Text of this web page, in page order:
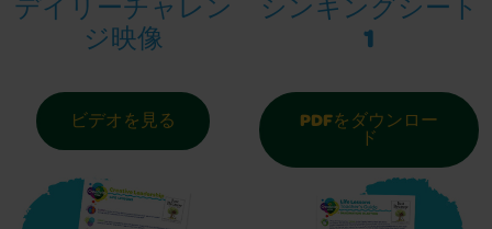
デイリーチャレン
ジ映像
ビデオを見る
シンキングシート
1
PDFをダウンロー
ド